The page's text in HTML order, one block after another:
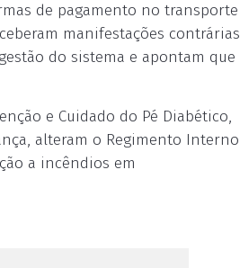
de pagamento no transporte
manifestações contrárias
do sistema e apontam que
e Cuidado do Pé Diabético,
alteram o Regimento Interno
a incêndios em